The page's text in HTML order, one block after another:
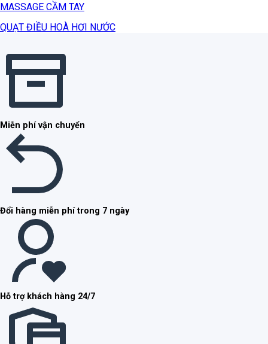
MASSAGE CẦM TAY
QUẠT ĐIỀU HOÀ HƠI NƯỚC
Miễn phí vận chuyển
Đổi hàng miễn phí trong 7 ngày
Hỗ trợ khách hàng 24/7